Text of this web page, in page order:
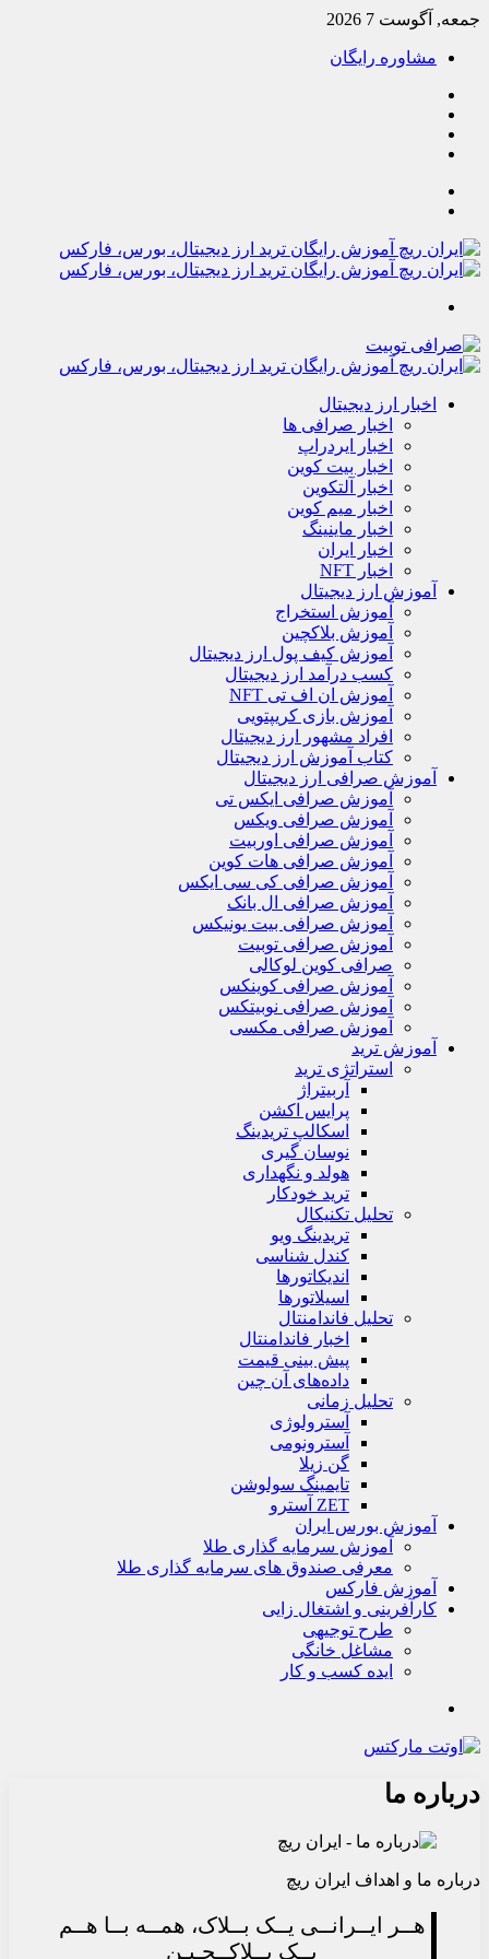
جمعه, آگوست 7 2026
مشاوره رایگان
اخبار ارز دیجیتال
اخبار صرافی ها
اخبار ایردراپ
اخبار بیت کوین
اخبار آلتکوین
اخبار میم کوین
اخبار ماینینگ
اخبار ایران
اخبار NFT
آموزش ارز دیجیتال
آموزش استخراج
آموزش بلاکچین
آموزش کیف پول ارز دیجیتال
کسب درآمد ارز دیجیتال
آموزش ان اف تی NFT
آموزش بازی کریپتویی
افراد مشهور ارز دیجیتال
کتاب آموزش ارز دیجیتال
آموزش صرافی ارز دیجیتال
آموزش صرافی ایکس تی
آموزش صرافی ویکس
آموزش صرافی اوربیت
آموزش صرافی هات کوین
آموزش صرافی کی سی ایکس
آموزش صرافی ال بانک
آموزش صرافی بیت یونیکس
آموزش صرافی توبیت
صرافی کوین لوکالی
آموزش صرافی کوینکس
آموزش صرافی نوبیتکس
آموزش صرافی مکسی
آموزش ترید
استراتژی‌ ترید
آربیتراژ
پرایس اکشن
اسکالپ تریدینگ
نوسان گیری
هولد و نگهداری
ترید خودکار
تحلیل تکنیکال
تریدینگ ویو
کندل شناسی
اندیکاتورها
اسیلاتورها
تحلیل فاندامنتال
اخبار فاندامنتال
پیش بینی قیمت
داده‌های آن چین
تحلیل زمانی
آسترولوژی
آسترونومی
گن زیلا
تايمينگ سولوشن
ZET آسترو
آموزش بورس ایران
آموزش سرمایه گذاری طلا
معرفی صندوق های سرمایه گذاری طلا
آموزش فارکس
کارآفرینی و اشتغال زایی
طرح توجیهی
مشاغل خانگی
ایده کسب و کار
درباره ما
درباره ما و اهداف ایران ریچ
هــر ایــرانــی یــک بــلاک، همــه بــا هــم
یــک بــلاکــچـیـن